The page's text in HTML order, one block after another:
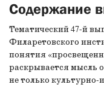
Содержание
Тематический 47-й
Филаретовского
понятия
раскрывается мысль
не только культурно-